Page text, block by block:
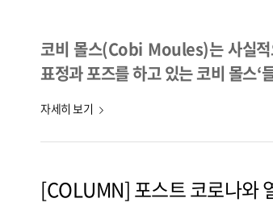
코비 몰스(Cobi Moules)는 사실적
표정과 포즈를 하고 있는 코비 몰스‘
자세히 보기
[COLUMN] 포스트 코로나와